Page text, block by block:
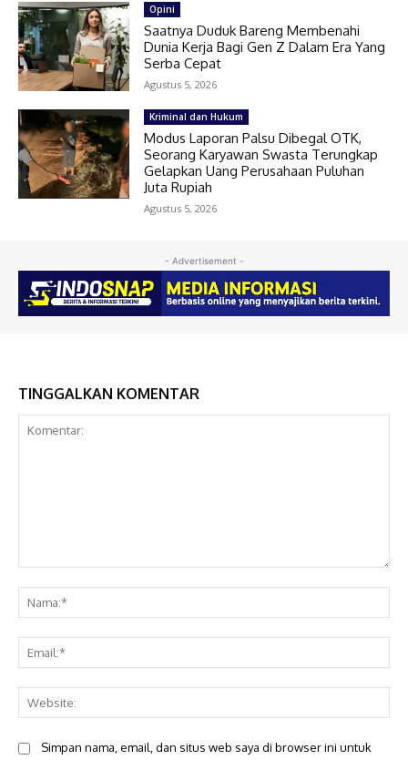
Opini
Saatnya Duduk Bareng Membenahi
Dunia Kerja Bagi Gen Z Dalam Era Yang
Serba Cepat
Agustus 5, 2026
Kriminal dan Hukum
Modus Laporan Palsu Dibegal OTK,
Seorang Karyawan Swasta Terungkap
Gelapkan Uang Perusahaan Puluhan
Juta Rupiah
Agustus 5, 2026
- Advertisement -
TINGGALKAN KOMENTAR
Simpan nama, email, dan situs web saya di browser ini untuk